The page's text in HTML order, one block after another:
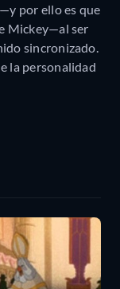
por ello es que
Mickey—al ser
sincronizado.
la personalidad